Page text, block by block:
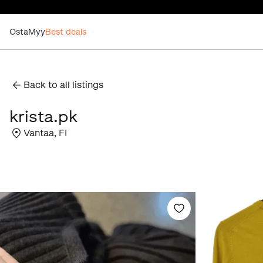
OstaMyyBest deals
Back to all listings
krista.pk
Vantaa, FI